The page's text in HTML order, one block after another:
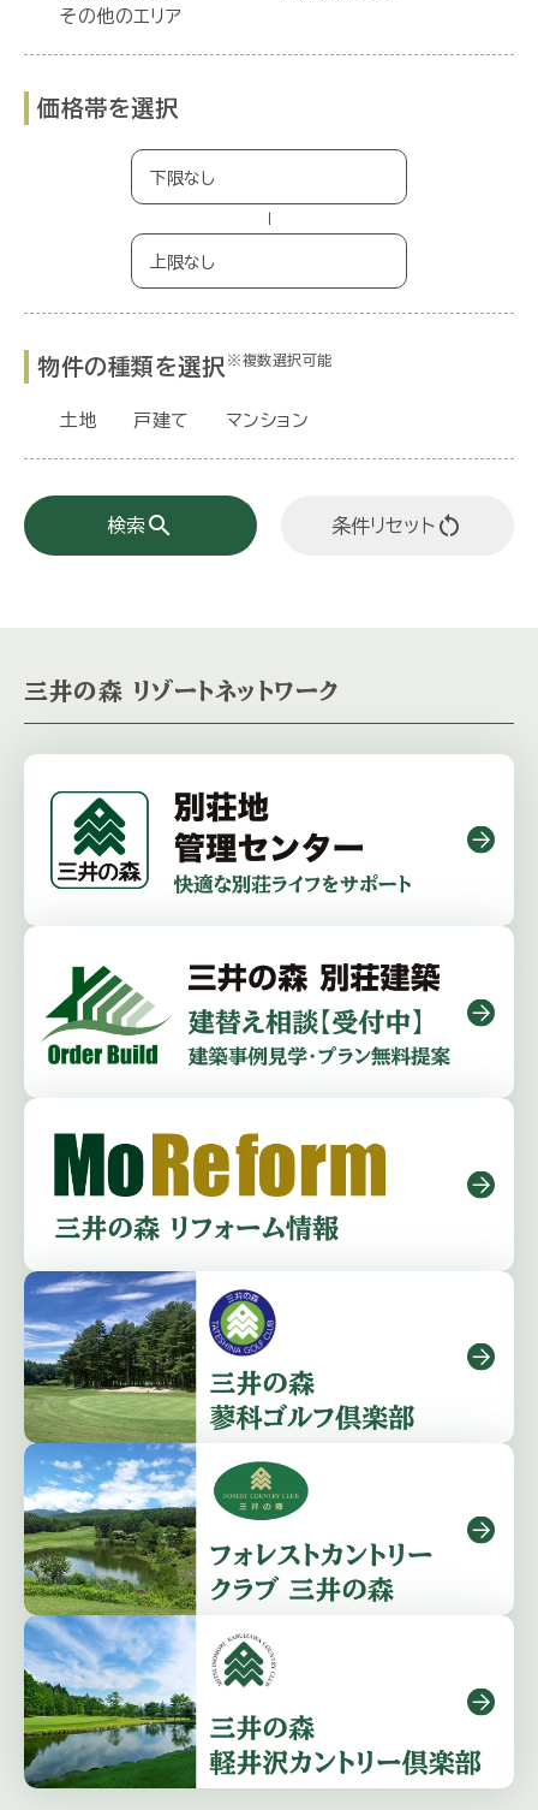
その他のエリア
価格帯を選択
−
物件の種類を選択 ※複数選択可能
土地 戸建て マンション
検索 search 条件リセット restart_alt
三井の森 リゾートネットワーク